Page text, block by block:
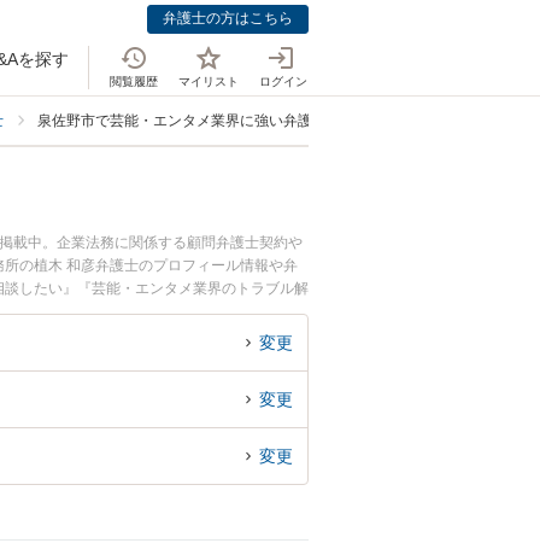
弁護士の方はこちら
を探す
閲覧履歴 マイリスト ログイン
泉佐野市で芸能・エンタメ業界に強い弁護士
載中。企業法務に関係する顧問弁護士契約や
の植木 和彦弁護士のプロフィール情報や弁
したい』『芸能・エンタメ業界のトラブル解
たい』などでお困りの相談者さんにおすすめ
変更
変更
変更